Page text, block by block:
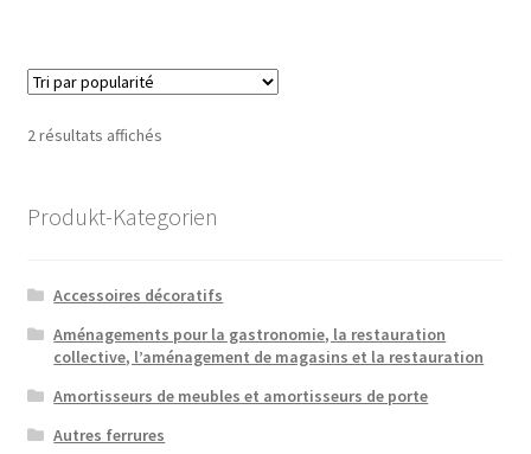
2 résultats affichésTrié
Produkt-Kategorien
Accessoires décoratifs
Aménagements pour la gastronomie, la restauration
collective, l’aménagement de magasins et la restauration
Amortisseurs de meubles et amortisseurs de porte
Autres ferrures